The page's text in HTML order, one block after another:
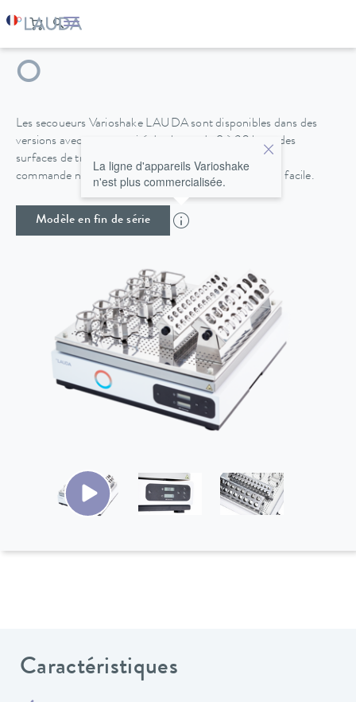
VARIOSHAKE VS 15
O
Les secoueurs Varioshake LAUDA sont disponibles dans des
versions avec une capacité de charge de 8 à 30 kg et des
surfaces de travail allant jusqu'à 676 x 540 mm. La
commande numérique intuitive permet une utilisation facile.
Modèle en fin de série
La ligne d'appareils Varioshake
n'est plus commercialisée.
Caractéristiques